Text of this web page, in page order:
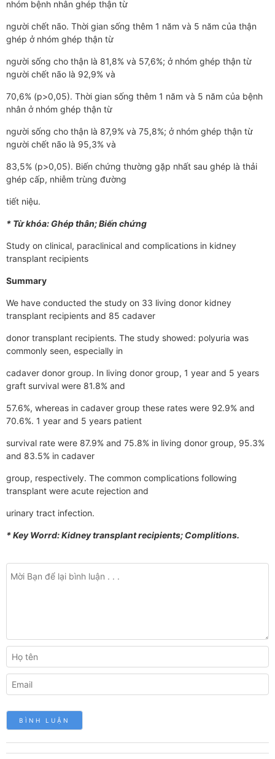
nhóm bệnh nhân ghép thận từ
người chết não. Thời gian sống thêm 1 năm và 5 năm của thận
ghép ở nhóm ghép thận từ
người sống cho thận là 81,8% và 57,6%; ở nhóm ghép thận từ
người chết não là 92,9% và
70,6% (p>0,05). Thời gian sống thêm 1 năm và 5 năm của bệnh
nhân ở nhóm ghép thận từ
người sống cho thận là 87,9% và 75,8%; ở nhóm ghép thận từ
người chết não là 95,3% và
83,5% (p>0,05). Biến chứng thường gặp nhất sau ghép là thải
ghép cấp, nhiễm trùng đường
tiết niệu.
* Từ khóa: Ghép thân; Biến chứng
Study on clinical, paraclinical and complications in kidney
transplant recipients
Summary
We have conducted the study on 33 living donor kidney
transplant recipients and 85 cadaver
donor transplant recipients. The study showed: polyuria was
commonly seen, especially in
cadaver donor group. In living donor group, 1 year and 5 years
graft survival were 81.8% and
57.6%, whereas in cadaver group these rates were 92.9% and
70.6%. 1 year and 5 years patient
survival rate were 87.9% and 75.8% in living donor group, 95.3%
and 83.5% in cadaver
group, respectively. The common complications following
transplant were acute rejection and
urinary tract infection.
* Key Worrd: Kidney transplant recipients; Complitions.